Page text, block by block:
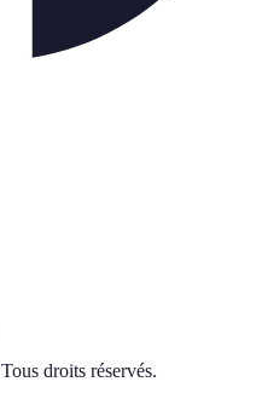
Tous droits réservés.